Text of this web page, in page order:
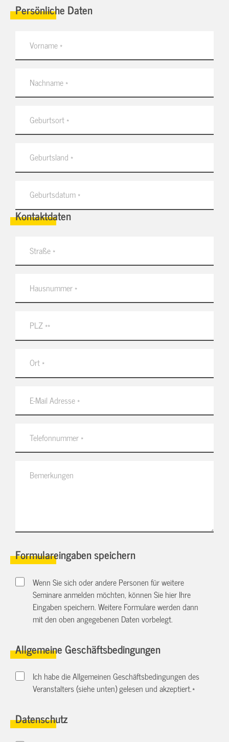
Persönliche Daten
Kontaktdaten
Formulareingaben speichern
Wenn Sie sich oder andere Personen für weitere
Seminare anmelden möchten, können Sie hier Ihre
Eingaben speichern. Weitere Formulare werden dann
mit den oben angegebenen Daten vorbelegt.
Allgemeine Geschäftsbedingungen
Ich habe die Allgemeinen Geschäftsbedingungen des
Veranstalters (siehe unten) gelesen und akzeptiert.*
Datenschutz